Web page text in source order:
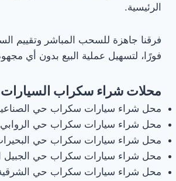
نشتري
بأعلي
شراء
سكراب
في
الجبيل
0531013413
☎️:
نشتري
هياكل
السياراتشراء
الرئيسية.
فرقنا جاهزة للسحب المباشر وتقييم
فورًا، لتسهيل عملية البيع بدون أي
محلات شراء سكراب السيارات
محل شراء سيارات سكراب حي
محل شراء سيارات سكراب حي الروابي
محل شراء سيارات سكراب حي
محل شراء سيارات سكراب حي الجبيل
محل شراء سيارات سكراب حي